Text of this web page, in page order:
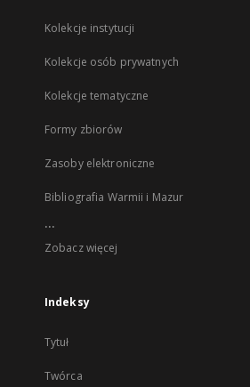
Kolekcje instytucji
Kolekcje osób prywatnych
Kolekcje tematyczne
Formy zbiorów
Zasoby elektroniczne
Bibliografia Warmii i Mazur
...
Zobacz więcej
Indeksy
Tytuł
Twórca